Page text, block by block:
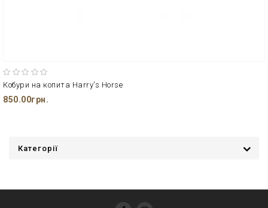
Кобури на копита Harry's Horse
850.00грн.
Категорії